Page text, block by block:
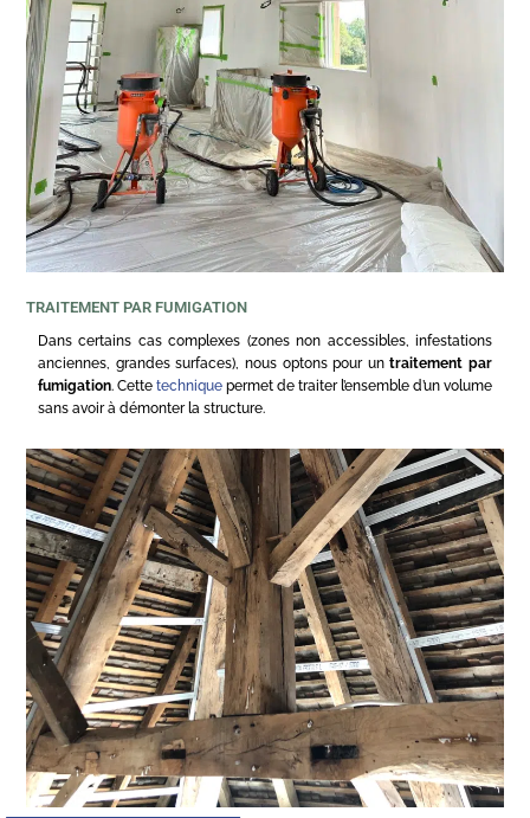
TRAITEMENT PAR FUMIGATION
Dans certains cas complexes (zones non accessibles, infestations
anciennes, grandes surfaces), nous optons pour untraitement par
fumigation. Cette technique permet de traiter l’ensemble d’un volume
sans avoir à démonter la structure.